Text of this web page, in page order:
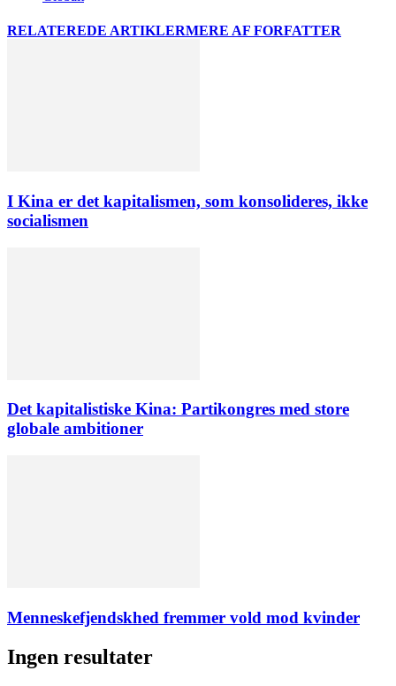
RELATEREDE ARTIKLERMERE AF FORFATTER
I Kina er det kapitalismen, som konsolideres, ikke
socialismen
Det kapitalistiske Kina: Partikongres med store
globale ambitioner
Menneskefjendskhed fremmer vold mod kvinder
Ingen resultater